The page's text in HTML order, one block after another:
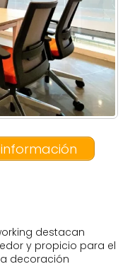
destacan
y propicio para el
decoración